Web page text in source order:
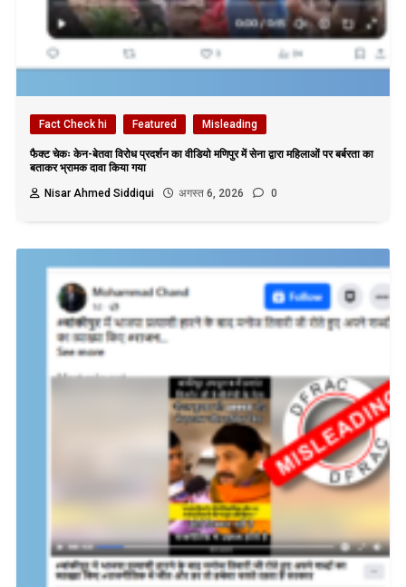
Fact Check hi Featured Misleading
फैक्ट चेकः केन-बेतवा विरोध प्रदर्शन का वीडियो मणिपुर में सेना द्वारा महिलाओं पर बर्बरता का
बताकर भ्रामक दावा किया गया
Nisar Ahmed Siddiqui
अगस्त 6, 2026 0